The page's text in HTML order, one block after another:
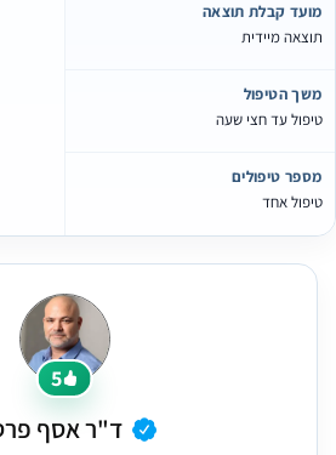
קבלת תוצאה
מיידית
הטיפול
עד חצי שעה
טיפולים
אחד
5
ד"ר אסף